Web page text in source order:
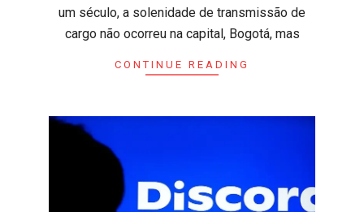
um século, a solenidade de transmissão de
cargo não ocorreu na capital, Bogotá, mas
CONTINUE READING